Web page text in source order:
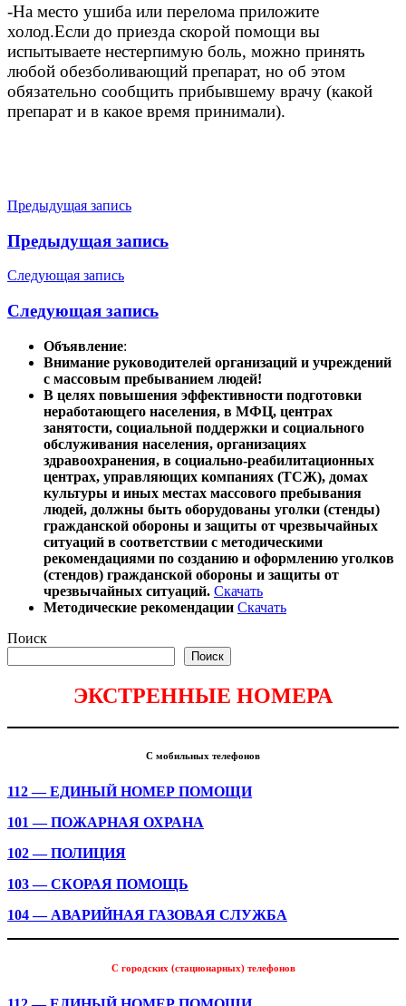
-На место ушиба или перелома приложите
холод.Если до приезда скорой помощи вы
испытываете нестерпимую боль, можно принять
любой обезболивающий препарат, но об этом
обязательно сообщить прибывшему врачу (какой
препарат и в какое время принимали).
Навигация
по
записям
Предыдущая запись
Предыдущая запись
Следующая запись
Следующая запись
Объявление:
Внимание руководителей организаций и учреждений
с массовым пребыванием людей!
В целях повышения эффективности подготовки
неработающего населения, в МФЦ, центрах
занятости, социальной поддержки и социального
обслуживания населения, организациях
здравоохранения, в социально-реабилитационных
центрах, управляющих компаниях (ТСЖ), домах
культуры и иных местах массового пребывания
людей, должны быть оборудованы уголки (стенды)
гражданской обороны и защиты от чрезвычайных
ситуаций в соответствии с методическими
рекомендациями по созданию и оформлению уголков
(стендов) гражданской обороны и защиты от
чрезвычайных ситуаций. Скачать
Методические рекомендации Скачать
Поиск
Поиск
ЭКСТРЕННЫЕ НОМЕРА
С мобильных телефонов
112 — ЕДИНЫЙ НОМЕР ПОМОЩИ
101 — ПОЖАРНАЯ ОХРАНА
102 — ПОЛИЦИЯ
103 — СКОРАЯ ПОМОЩЬ
104 — АВАРИЙНАЯ ГАЗОВАЯ СЛУЖБА
С городских (стационарных) телефонов